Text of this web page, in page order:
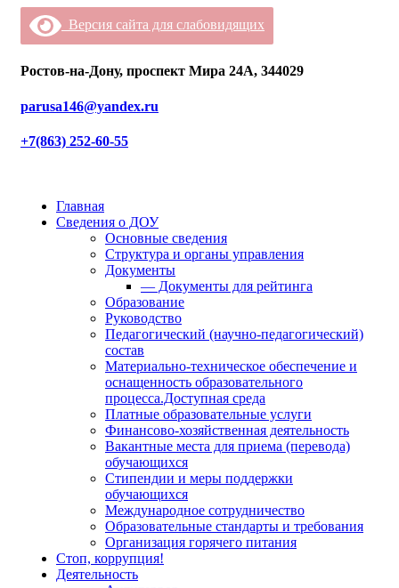
Версия сайта для слабовидящих
Ростов-на-Дону, проспект Мира 24А, 344029
parusa146@yandex.ru
+7(863) 252-60-55
Главная
Сведения о ДОУ
Основные сведения
Структура и органы управления
Документы
— Документы для рейтинга
Образование
Руководство
Педагогический (научно-педагогический)
состав
Материально-техническое обеспечение и
оснащенность образовательного
процесса.Доступная среда
Платные образовательные услуги
Финансово-хозяйственная деятельность
Вакантные места для приема (перевода)
обучающихся
Стипендии и меры поддержки
обучающихся
Международное сотрудничество
Образовательные стандарты и требования
Организация горячего питания
Стоп, коррупция!
Деятельность